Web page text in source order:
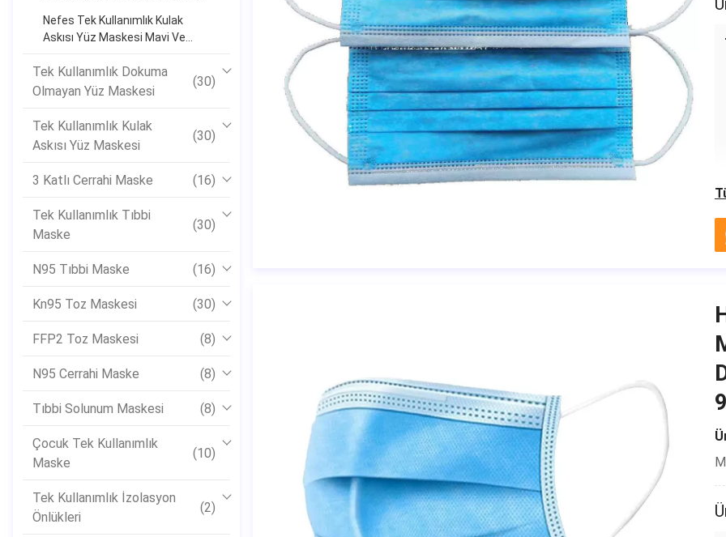
Nefes Tek Kullanımlık Kulak
Askısı Yüz Maskesi Mavi Ve
Tek Kullanımlık Dokuma
Olmayan Yüz Maskesi
(30)
Tek Kullanımlık Kulak
Askısı Yüz Maskesi
(30)
3 Katlı Cerrahi Maske (16)
Tek Kullanımlık Tıbbi
Maske
(30)
N95 Tıbbi Maske (16)
Kn95 Toz Maskesi (30)
FFP2 Toz Maskesi (8)
N95 Cerrahi Maske (8)
Tıbbi Solunum Maskesi (8)
Çocuk Tek Kullanımlık
Maske
(10)
Tek Kullanımlık İzolasyon
Önlükleri
(2)